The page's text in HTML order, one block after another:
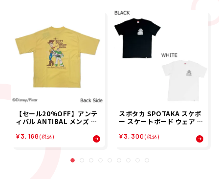
【セール20%OFF】アンテ
ィバル ANTIBAL メンズ 半
空紡糸天竺 プリント S/S BI
G TEE 262AN1ST729 26S
¥3,168 (税込)
スポタカ SPOTAKA スケボ
ー スケートボード ウェア ス
スポタコ SPOTAKA × OS
AKA DAGGERS SPOTAKO
ズ レディース ジュニア
¥3,300 (税込)